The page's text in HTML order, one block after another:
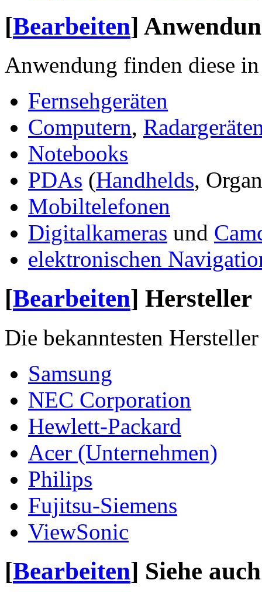
[Bearbeiten]
Anwendung finden diese in
Fernsehgeräten
Computern,
Notebooks
PDAs (Handhelds,
Mobiltelefonen
Digitalkameras und
elektronischen
[Bearbeiten] Hersteller
Die bekanntesten
Samsung
NEC Corporation
Hewlett-Packard
Acer (Unternehmen)
Philips
Fujitsu-Siemens
ViewSonic
[Bearbeiten] Siehe auch